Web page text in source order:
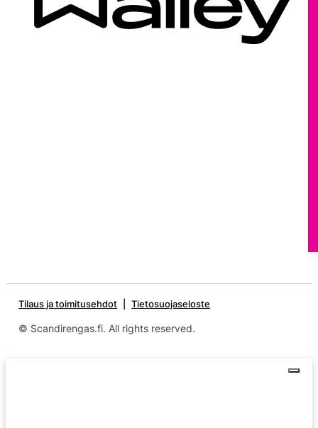
Tilaus ja toimitusehdot Tietosuojaseloste
© Scandirengas.fi. All rights reserved.